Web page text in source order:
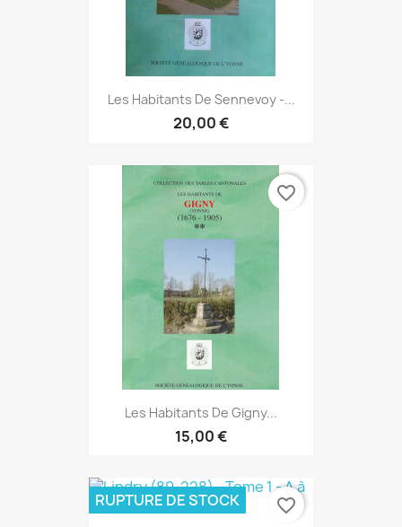
Les Habitants De Sennevoy -...
20,00 €
Les Habitants De Gigny...
15,00 €
favorite_border
RUPTURE DE STOCK favorite_border